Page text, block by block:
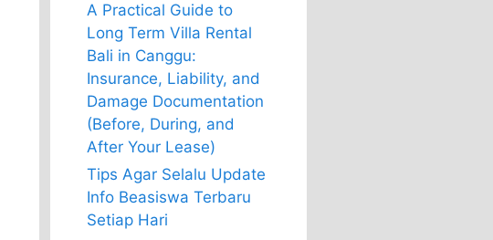
A Practical Guide to
Long Term Villa Rental
Bali in Canggu:
Insurance, Liability, and
Damage Documentation
(Before, During, and
After Your Lease)
Tips Agar Selalu Update
Info Beasiswa Terbaru
Setiap Hari